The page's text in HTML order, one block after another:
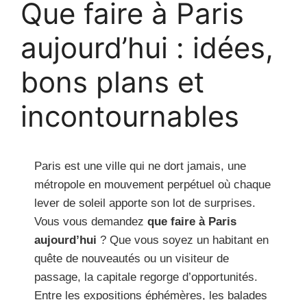
Que faire à Paris
aujourd’hui : idées,
bons plans et
incontournables
Paris est une ville qui ne dort jamais, une
métropole en mouvement perpétuel où chaque
lever de soleil apporte son lot de surprises.
Vous vous demandez que faire à Paris
aujourd’hui ? Que vous soyez un habitant en
quête de nouveautés ou un visiteur de
passage, la capitale regorge d’opportunités.
Entre les expositions éphémères, les balades